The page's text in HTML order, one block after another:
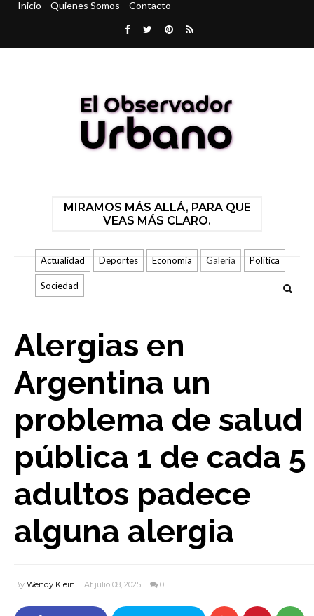
Inicio Quienes Somos Contacto
MIRAMOS MÁS ALLÁ, PARA QUE
VEAS MÁS CLARO.
Actualidad Deportes Economía Galería Politica
Sociedad
Alergias en
Argentina un
problema de salud
pública 1 de cada 5
adultos padece
alguna alergia
By Wendy Klein At julio 08, 2025 0